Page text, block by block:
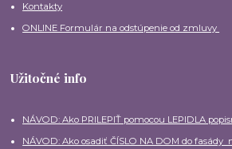
Kontakty
ONLINE Formulár na odstúpenie od zmluvy
Užitočné info
NÁVOD: Ako PRILEPIŤ pomocou LEPIDLA
NÁVOD: Ako osadiť ČÍSLO NA DOM do fasády